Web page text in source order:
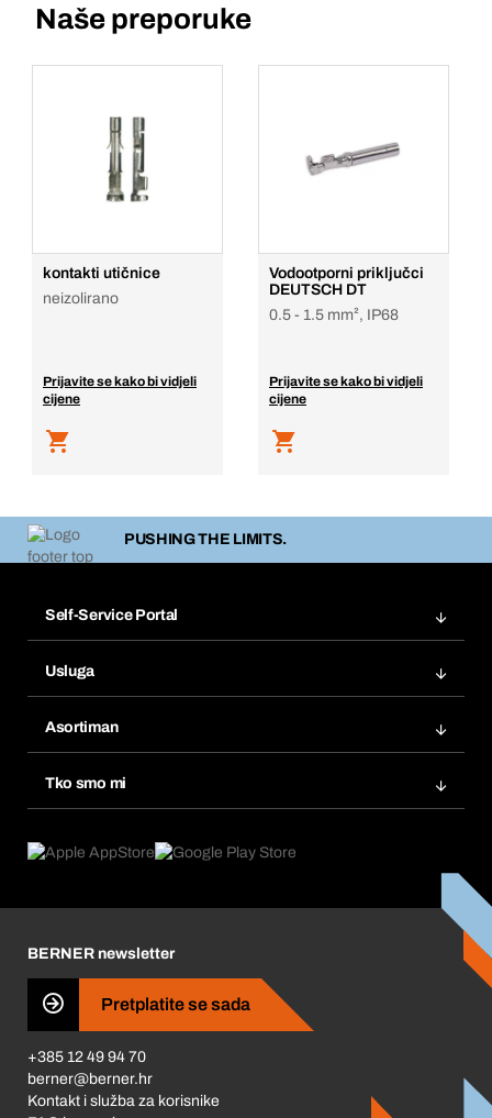
Naše preporuke
kontakti utičnice
neizolirano
Prijavite se kako bi vidjeli
cijene
Vodootporni priključci
DEUTSCH DT
0.5 - 1.5 mm², IP68
Prijavite se kako bi vidjeli
cijene
PUSHING THE LIMITS.
Self-Service Portal
Popisi želja
Ponovno naručivanje
Pretplate
Usluga
Tražitelji proizvoda
Asortiman
Tko smo mi
Što nas pokreće
Business Conduct
BERNER newsletter
Pretplatite se sada
+385 12 49 94 70
berner@berner.hr
Kontakt i služba za korisnike